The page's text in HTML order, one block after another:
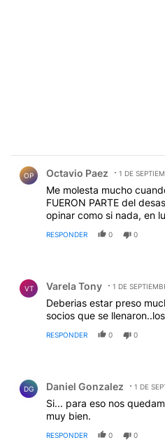
OP Octavio Paez 1 DE
Me molesta mucho
FUERON PARTE del
opinar como si nada, en
RESPONDER 0 0
VT Varela Tony 1 DE
Deberias estar preso
socios que se
RESPONDER 0 0
DG Daniel Gonzalez 1 DE
Si... para eso nos
muy bien.
RESPONDER 0 0